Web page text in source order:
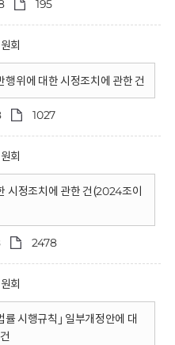
195
회
위에 대한 시정조치에 관한 건
1027
회
시정조치에 관한 건(2024조이
2478
회
률 시행규칙｣ 일부개정안에 대